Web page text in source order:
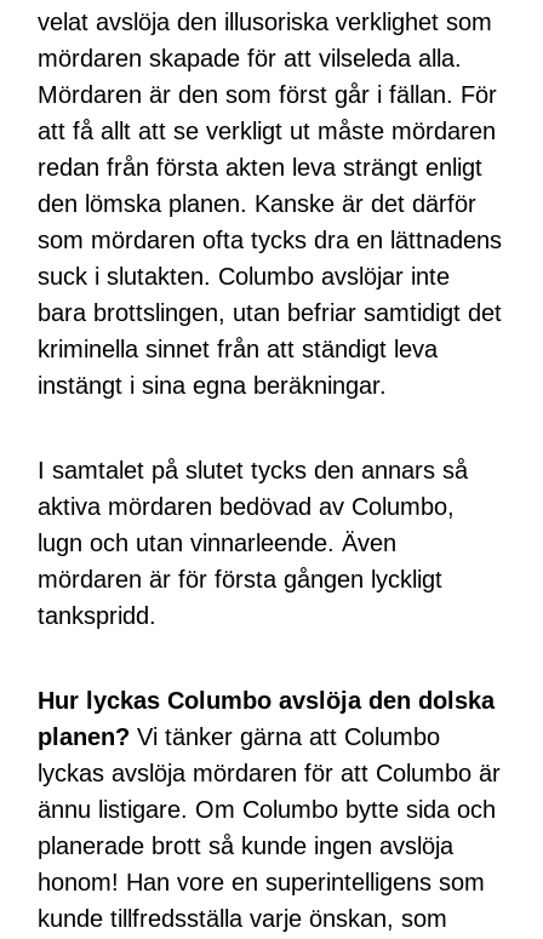
velat avslöja den illusoriska verklighet som
mördaren skapade för att vilseleda alla.
Mördaren är den som först går i fällan. För
att få allt att se verkligt ut måste mördaren
redan från första akten leva strängt enligt
den lömska planen. Kanske är det därför
som mördaren ofta tycks dra en lättnadens
suck i slutakten. Columbo avslöjar inte
bara brottslingen, utan befriar samtidigt det
kriminella sinnet från att ständigt leva
instängt i sina egna beräkningar.
I samtalet på slutet tycks den annars så
aktiva mördaren bedövad av Columbo,
lugn och utan vinnarleende. Även
mördaren är för första gången lyckligt
tankspridd.
Hur lyckas Columbo avslöja den dolska
planen? Vi tänker gärna att Columbo
lyckas avslöja mördaren för att Columbo är
ännu listigare. Om Columbo bytte sida och
planerade brott så kunde ingen avslöja
honom! Han vore en superintelligens som
kunde tillfredsställa varje önskan, som